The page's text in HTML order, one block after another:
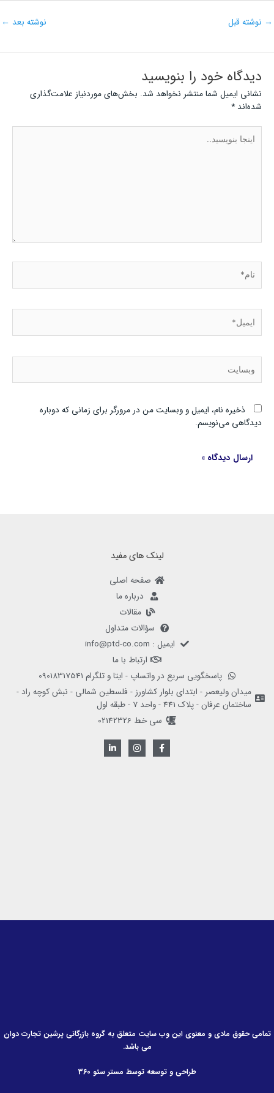
→ نوشته قبل نوشته بعد ←
دیدگاه‌ خود را بنویسید
نشانی ایمیل شما منتشر نخواهد شد. بخش‌های موردنیاز علامت‌گذاری
شده‌اند*
بنویسید..
ذخیره نام، ایمیل و وبسایت من در مرورگر برای زمانی که دوباره
دیدگاهی می‌نویسم.
لینک های مفید
صفحه اصلی
درباره ما
مقالات
سؤالات متداول
ایمیل : info@ptd-co.com
ارتباط با ما
پاسخگویی سریع در واتساپ - ایتا و تلگرام 09018317541
میدان ولیعصر - ابتدای بلوار کشاورز - فلسطین شمالی - نبش کوچه راد -
ساختمان عرفان - پلاک 441 - واحد 7 - طبقه اول
سی خط 02142326
F
a
c
I
n
s
L
i
n
تمامی حقوق مادی و معنوی این وب سایت متعلق به گروه بازرگانی پرشین تجارت دوان
می باشد.
طراحی و توسعه توسط مستر سئو 360